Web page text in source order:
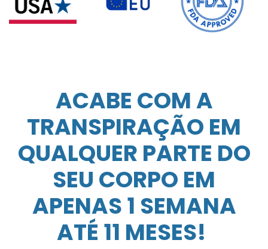
ACABE COM A
TRANSPIRAÇÃO EM
QUALQUER PARTE DO
SEU CORPO EM
APENAS 1 SEMANA
ATÉ 11 MESES!